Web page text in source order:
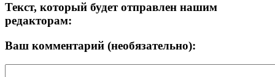
Текст, который будет отправлен нашим
редакторам:
Ваш комментарий (необязательно):